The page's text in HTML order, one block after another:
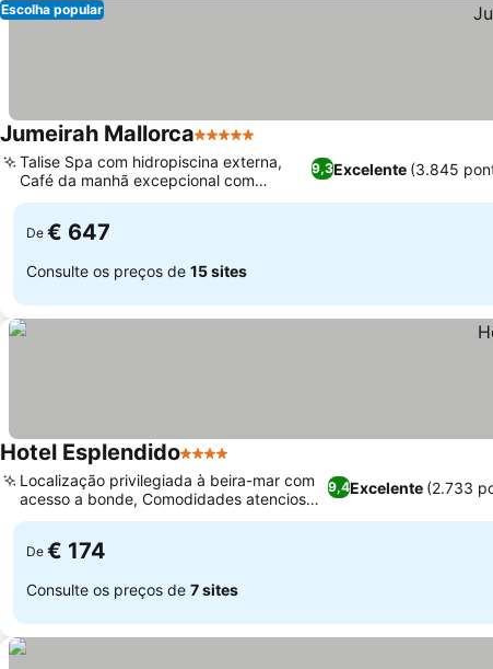
Escolha popular
Jumeirah Mallorca5 Estrelas
9,3Excelente (3.845
Talise Spa com hidropiscina externa,
Café da manhã excepcional com
diversas opções
De € 647
Consulte os preços de 15 sites
Hotel Esplendido4 Estrelas
9,4Excelente (2.733
Localização privilegiada à beira-mar com
acesso a bonde, Comodidades atenciosas
no quarto
De € 174
Consulte os preços de 7 sites